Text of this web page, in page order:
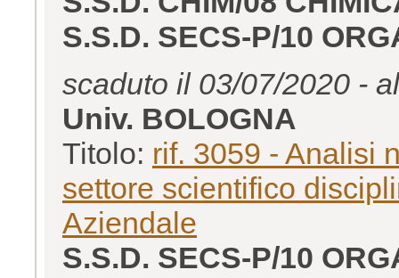
S.S.D. SECS-P/10
scaduto il 03/07/2020 -
Univ. BOLOGNA
Titolo: rif. 3059 - Analisi
settore scientifico
Aziendale
S.S.D. SECS-P/10